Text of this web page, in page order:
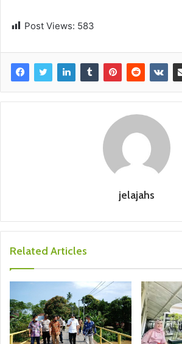
Post Views: 583
jelajahs
Related Articles